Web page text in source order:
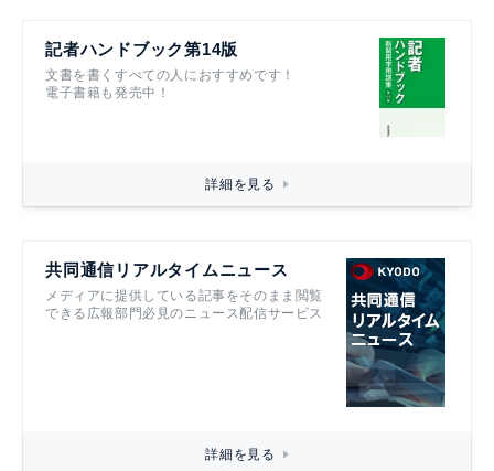
記者ハンドブック第14版
文書を書くすべての人におすすめです！
電子書籍も発売中！
詳細を見る
共同通信リアルタイムニュース
メディアに提供している記事をそのまま閲覧
できる広報部門必見のニュース配信サービス
詳細を見る